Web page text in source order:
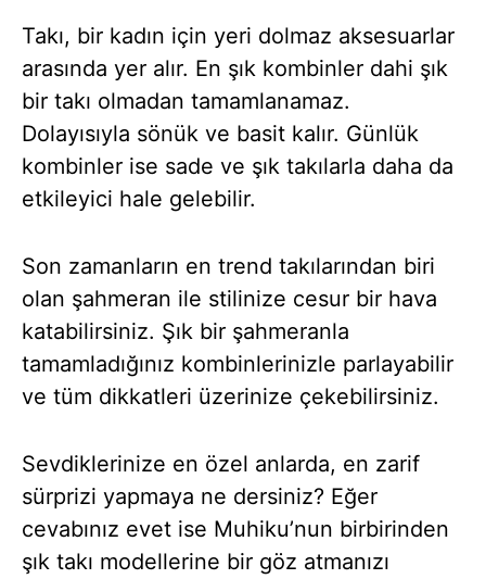
Takı, bir kadın için yeri dolmaz aksesuarlar
arasında yer alır. En şık kombinler dahi şık
bir takı olmadan tamamlanamaz.
Dolayısıyla sönük ve basit kalır. Günlük
kombinler ise sade ve şık takılarla daha da
etkileyici hale gelebilir.
Son zamanların en trend takılarından biri
olan şahmeran ile stilinize cesur bir hava
katabilirsiniz. Şık bir şahmeranla
tamamladığınız kombinlerinizle parlayabilir
ve tüm dikkatleri üzerinize çekebilirsiniz.
Sevdiklerinize en özel anlarda, en zarif
sürprizi yapmaya ne dersiniz? Eğer
cevabınız evet ise Muhiku’nun birbirinden
şık takı modellerine bir göz atmanızı